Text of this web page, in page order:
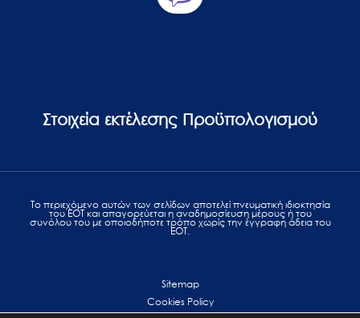
Στοιχεία εκτέλεσης Προϋπολογισμού
Το περιεχόμενο αυτών των σελίδων αποτελεί πvευματική ιδιοκτησία
του ΕΟΤ και απαγορεύεται η αναδημοσίευση μέρους ή του
συνόλου του με οποιοδήποτε τρόπο χωρίς την έγγραφη άδεια του
ΕΟΤ.
Sitemap
Cookies Policy